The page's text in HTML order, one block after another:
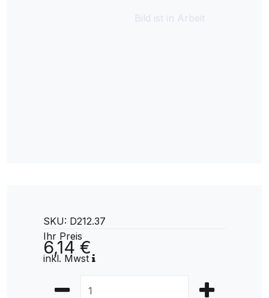
Bild ist in Arbeit
SKU: D212.37
Ihr Preis
6,14 €
inkl. Mwst